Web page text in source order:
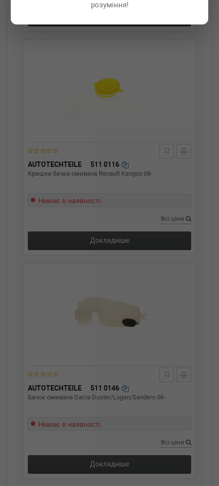
розуміння!
AUTOTECHTEILE 511 0116
Кришка бачка омивача Renault Kangoo 08-
Немає в наявності
Всі ціни
Докладніше
AUTOTECHTEILE 511 0146
Бачок омивача Dacia Duster/Logan/Sandero 06-
Немає в наявності
Всі ціни
Докладніше